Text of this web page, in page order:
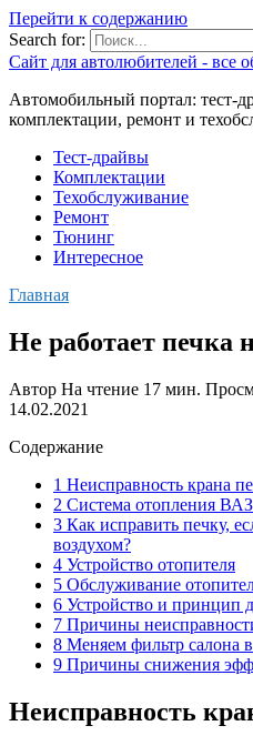
Перейти к содержанию
Search for:
Сайт для автолюбителей - все
Автомобильный портал: тест-
комплектации, ремонт и
Тест-драйвы
Комплектации
Техобслуживание
Ремонт
Тюнинг
Интересное
Главная
Не работает печка
Автор На чтение 17 мин.
14.02.2021
Содержание
1 Неисправность крана
2 Система отопления
3 Как исправить печку,
воздухом?
4 Устройство отопителя
5 Обслуживание
6 Устройство и принцип
7 Причины
8 Меняем фильтр салона
9 Причины снижения
Неисправность